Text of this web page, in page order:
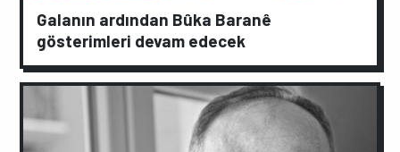
Galanın ardından Bûka Baranê
gösterimleri devam edecek